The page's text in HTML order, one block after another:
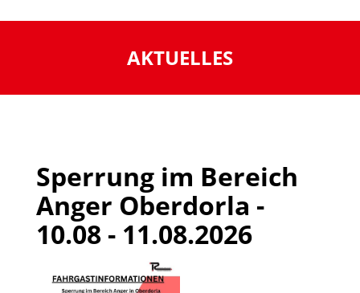
AKTUELLES
Sperrung im Bereich
Anger Oberdorla -
10.08 - 11.08.2026